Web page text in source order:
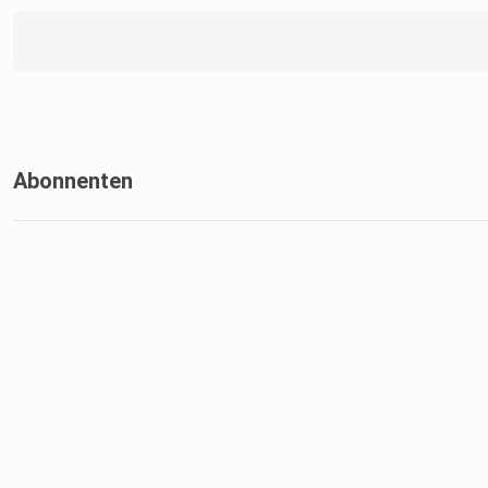
Abonnenten